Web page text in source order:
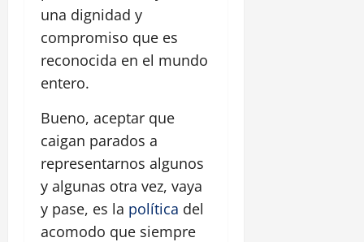
una dignidad y
compromiso que es
reconocida en el mundo
entero.
Bueno, aceptar que
caigan parados a
representarnos algunos
y algunas otra vez, vaya
y pase, es la política del
acomodo que siempre